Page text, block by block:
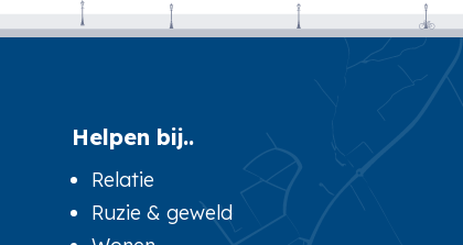
Helpen bij..
Relatie
Ruzie & geweld